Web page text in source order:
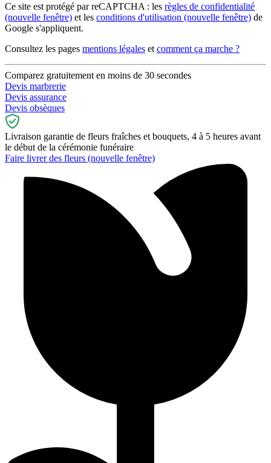
Ce site est protégé par reCAPTCHA : les règles de confidentialité
(nouvelle fenêtre) et les conditions d'utilisation (nouvelle fenêtre) de
Google s'appliquent.
Consultez les pages mentions légales et comment ça marche ?
Comparez gratuitement en moins de 30 secondes
Devis marbrerie
Devis assurance
Devis obsèques
Livraison garantie de fleurs fraîches et bouquets, 4 à 5 heures avant
le début de la cérémonie funéraire
Faire livrer des fleurs (nouvelle fenêtre)